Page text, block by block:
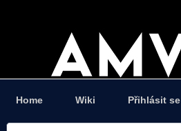
Home Wiki Přihlásit se